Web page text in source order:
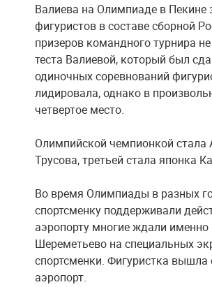
Валиева на Олимпиаде в Пекине
фигуристов в составе сборной
призеров командного турнира
теста Валиевой, который был
одиночных соревнований
лидировала, однако в
четвертое место.
Олимпийской чемпионкой
Трусова, третьей стала японка
Во время Олимпиады в разных
спортсменку поддерживали
аэропорту многие ждали
Шереметьево на специальных
спортсменки. Фигуристка
аэропорт.